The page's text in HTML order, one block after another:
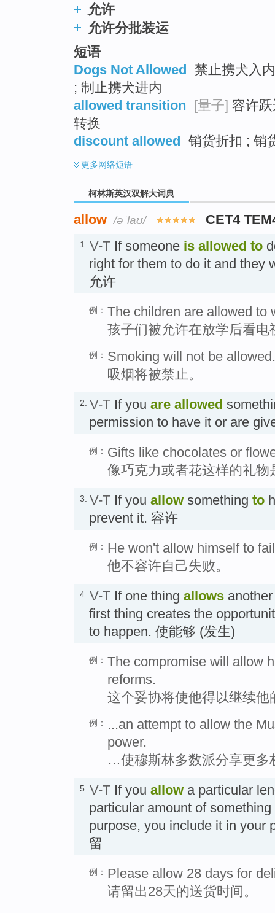
允许
允许分批装运
短语
Dogs Not Allowed 禁止携犬入
; 制止携犬进内
allowed transition [量子] 容许
转换
discount allowed 销货折扣 ; 销
更多网络短语
柯林斯英汉双解大词典
allow /əˈlaʊ/ CET4
1. V-T If someone is allowed to
right for them to do it and they
允许
例： The children are allowed to
孩子们被允许在放学后看电
例： Smoking will not be allowed.
吸烟将被禁止。
2. V-T If you are allowed
permission to have it or are
例： Gifts like chocolates or
像巧克力或者花这样的礼物
3. V-T If you allow something to
prevent it. 容许
例： He won't allow himself to
他不容许自己失败。
4. V-T If one thing allows
first thing creates the
to happen. 使能够 (发生)
例： The compromise will allow
reforms.
这个妥协将使他得以继续他
例：
...an attempt to allow the
power.
…使穆斯林多数派分享更多
5. V-T If you allow a particular
particular amount of something
purpose, you include it in your
留
例： Please allow 28 days for
请留出28天的送货时间。